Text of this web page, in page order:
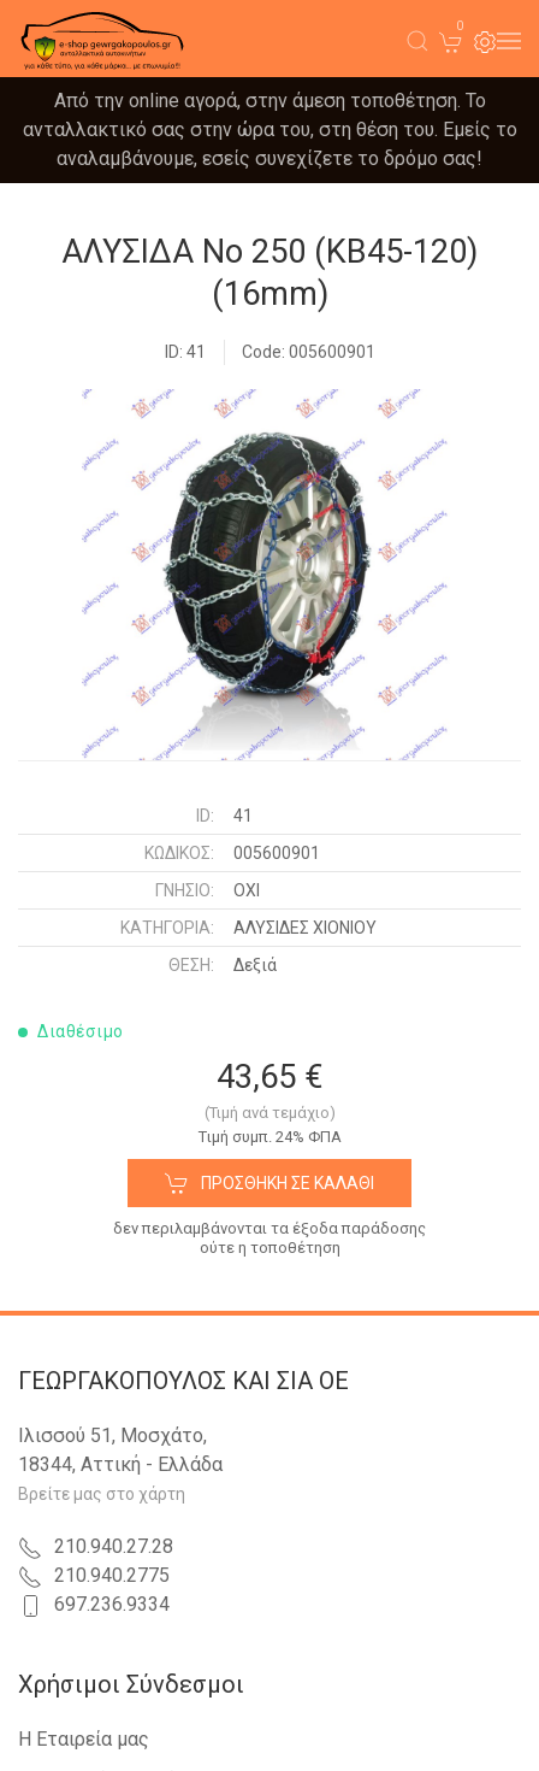
0
Από την online αγορά, στην άμεση τοποθέτηση. Το
ανταλλακτικό σας στην ώρα του, στη θέση του. Εμείς το
αναλαμβάνουμε, εσείς συνεχίζετε το δρόμο σας!
ΑΛΥΣΙΔΑ Νο 250 (KB45-120)
(16mm)
ID: 41 Code: 005600901
ID:
41
ΚΩΔΙΚΌΣ:
005600901
ΓΝΉΣΙΟ:
ΟΧΙ
ΚΑΤΗΓΟΡΊΑ:
ΑΛΥΣΙΔΕΣ XIONIOY
ΘΈΣΗ:
Δεξιά
Διαθέσιμο
43,65 €
(Τιμή ανά τεμάχιο)
Tιμή συμπ. 24% ΦΠΑ
ΠΡΟΣΘΉΚΗ ΣΕ ΚΑΛΆΘΙ
δεν περιλαμβάνονται τα έξοδα παράδοσης
ούτε η τοποθέτηση
ΓΕΩΡΓΑΚΟΠΟΥΛΟΣ KAI ΣΙΑ OE
Ιλισσού 51, Μοσχάτο,
18344, Αττική - Ελλάδα
Βρείτε μας στο χάρτη
210.940.27.28
210.940.2775
697.236.9334
Χρήσιμοι Σύνδεσμοι
Η Εταιρεία μας